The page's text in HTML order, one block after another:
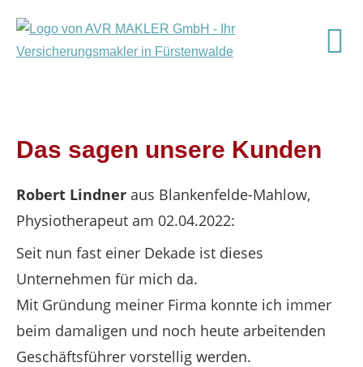
Das sagen unsere Kunden
Robert Lindner aus Blankenfelde-Mahlow,
Physiotherapeut am 02.04.2022:
Seit nun fast einer Dekade ist dieses
Unternehmen für mich da.
Mit Gründung meiner Firma konnte ich immer
beim damaligen und noch heute arbeitenden
Geschäftsführer vorstellig werden.